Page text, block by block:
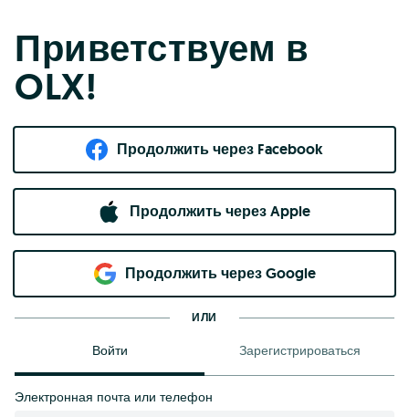
Приветствуем в
OLX!
Продолжить через Facebook
Продолжить через Apple
Продолжить через Google
ИЛИ
Войти Зарегистрироваться
Электронная почта или телефон